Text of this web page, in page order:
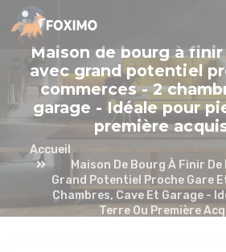
Maison de bourg à
avec grand potentiel
commerces - 2
garage - Idéale pour
première
Accueil
Maison De Bourg À Finir
Grand Potentiel Proche Gare
Chambres, Cave Et Garage -
Terre Ou Première
Panneau de gestion des cookies